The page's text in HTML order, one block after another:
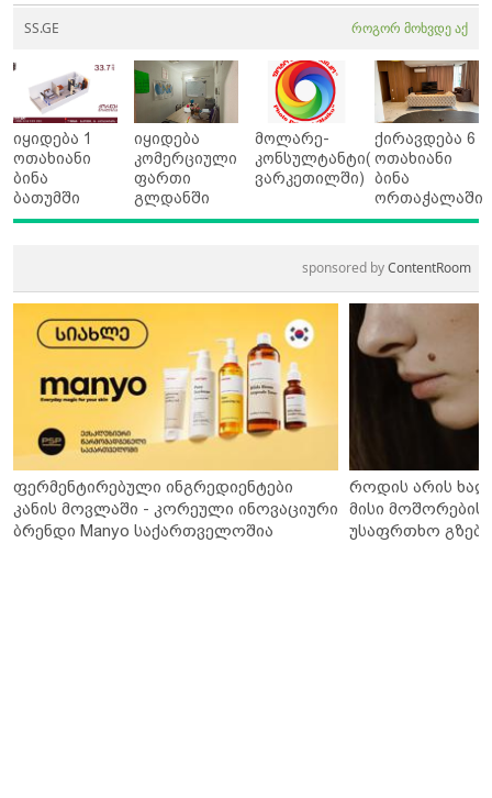
SS.GE როგორ მოხვდე აქ
იყიდება 1
ოთახიანი
ბინა
ბათუმში
იყიდება
კომერციული
ფართი
გლდანში
მოლარე-
კონსულტანტი(
ვარკეთილში)
ქირავდება 6
ოთახიანი
ბინა
ორთაჭალაში
sponsored byContentRoom
ფერმენტირებული ინგრედიენტები
კანის მოვლაში - კორეული ინოვაციური
ბრენდი Manyo საქართველოშია
როდის არის
მისი მოშორების
უსაფრთხო გზები